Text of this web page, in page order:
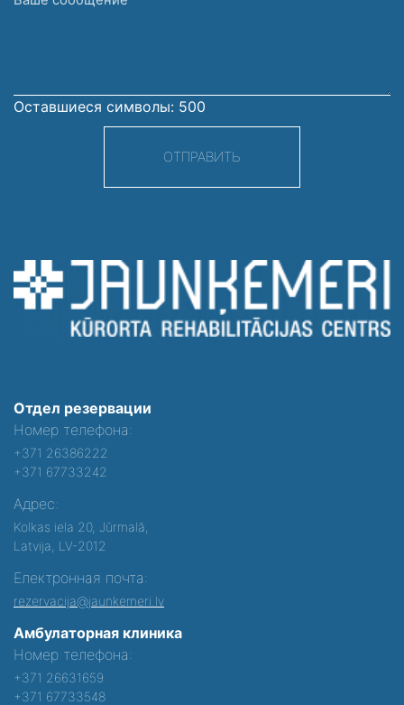
Оставшиеся символы: 500
ОТПРАВИТЬ
Отдел резервации
Номер телефона:
+371 26386222
+371 67733242
Адрес:
Kolkas iela 20, Jūrmalā,
Latvija, LV-2012
Електронная почта:
rezervacija@jaunkemeri.lv
Амбулаторная клиника
Номер телефона:
+371 26631659
+371 67733548